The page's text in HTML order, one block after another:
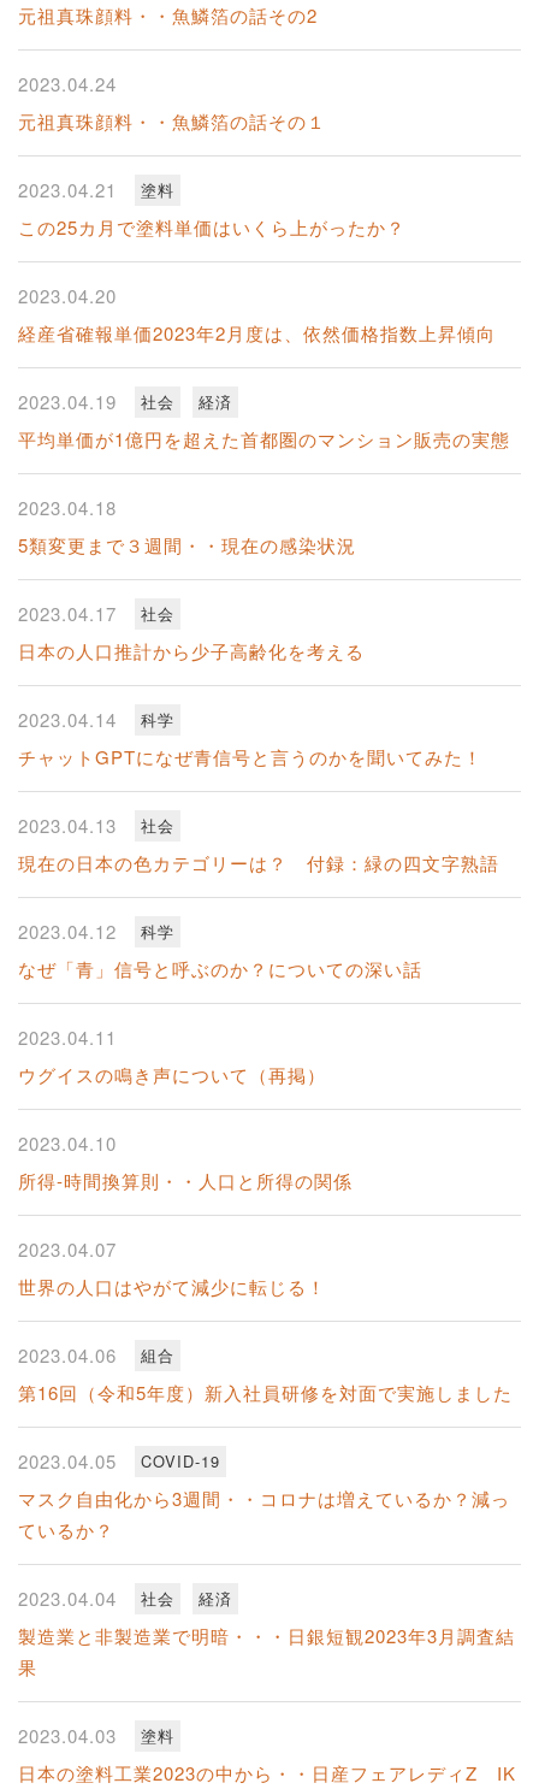
元祖真珠顔料・・魚鱗箔の話その2
2023.04.24
元祖真珠顔料・・魚鱗箔の話その１
2023.04.21 塗料
この25カ月で塗料単価はいくら上がったか？
2023.04.20
経産省確報単価2023年2月度は、依然価格指数上昇傾向
2023.04.19 社会 経済
平均単価が1億円を超えた首都圏のマンション販売の実態
2023.04.18
5類変更まで３週間・・現在の感染状況
2023.04.17 社会
日本の人口推計から少子高齢化を考える
2023.04.14 科学
チャットGPTになぜ青信号と言うのかを聞いてみた！
2023.04.13 社会
現在の日本の色カテゴリーは？ 付録：緑の四文字熟語
2023.04.12 科学
なぜ「青」信号と呼ぶのか？についての深い話
2023.04.11
ウグイスの鳴き声について（再掲）
2023.04.10
所得‐時間換算則・・人口と所得の関係
2023.04.07
世界の人口はやがて減少に転じる！
2023.04.06 組合
第16回（令和5年度）新入社員研修を対面で実施しました
2023.04.05 COVID-19
マスク自由化から3週間・・コロナは増えているか？減っ
ているか？
2023.04.04 社会 経済
製造業と非製造業で明暗・・・日銀短観2023年3月調査結
果
2023.04.03 塗料
日本の塗料工業2023の中から・・日産フェアレディZ IK